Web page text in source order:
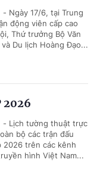
Ngày 17/6, tại Trung
động viên cấp cao
Thứ trưởng Bộ Văn
Du lịch Hoàng Đạo...
2026
- Lịch tường thuật trực
bộ các trận đấu
2026 trên các kênh
hình Việt Nam...